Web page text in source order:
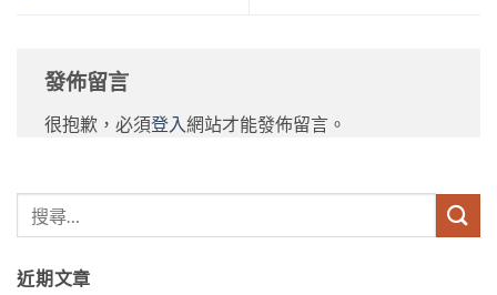
發佈留言
很抱歉，必須登入 網站才能發佈留言。
近期文章